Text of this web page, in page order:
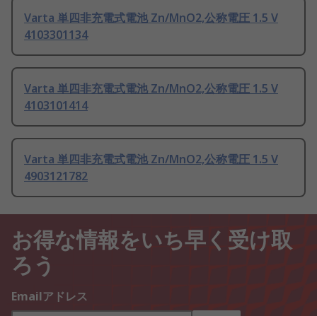
Varta 単四非充電式電池 Zn/MnO2,公称電圧 1.5 V
4103301134
Varta 単四非充電式電池 Zn/MnO2,公称電圧 1.5 V
4103101414
Varta 単四非充電式電池 Zn/MnO2,公称電圧 1.5 V
4903121782
お得な情報をいち早く受け取
ろう
Emailアドレス